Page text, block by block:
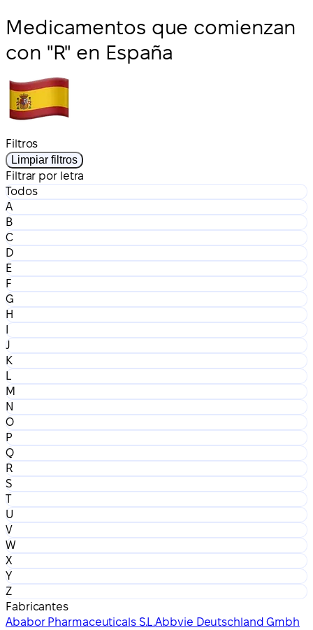
Medicamentos que comienzan
con "R" en España
Filtros
Limpiar filtros
Filtrar por letra
Todos
A
B
C
D
E
F
G
H
I
J
K
L
M
N
O
P
Q
R
S
T
U
V
W
X
Y
Z
Fabricantes
Ababor Pharmaceuticals S.L.Abbvie Deutschland Gmbh